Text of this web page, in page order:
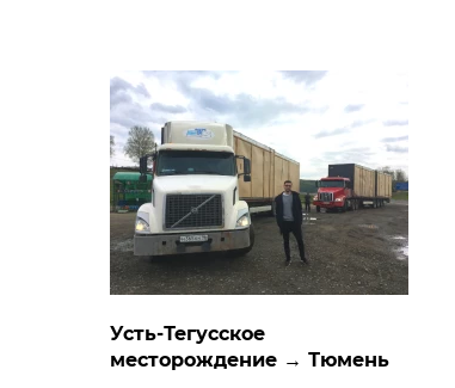
Усть-Тегусское
месторождение → Тюмень